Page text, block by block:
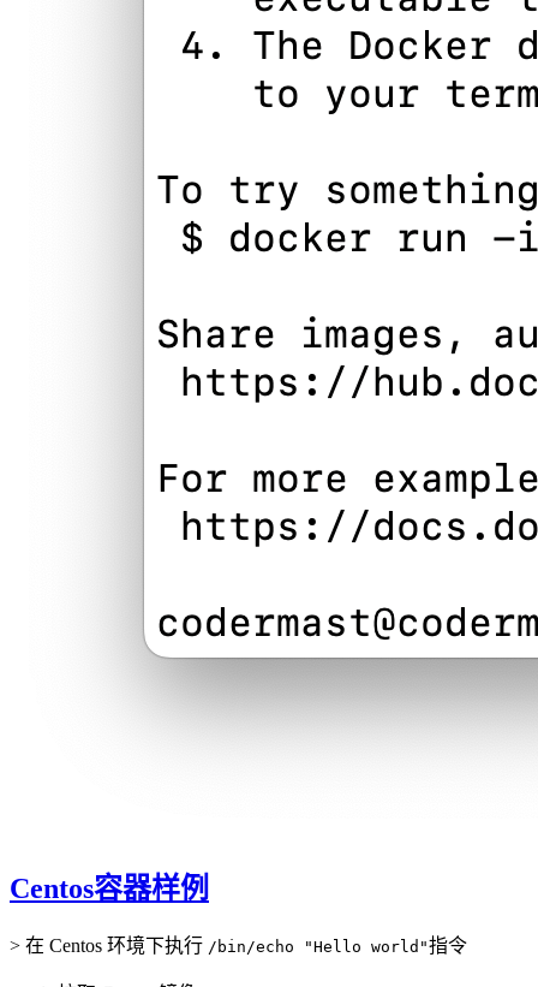
Centos容器样例
> 在 Centos 环境下执行 /bin/echo "Hello world"指令